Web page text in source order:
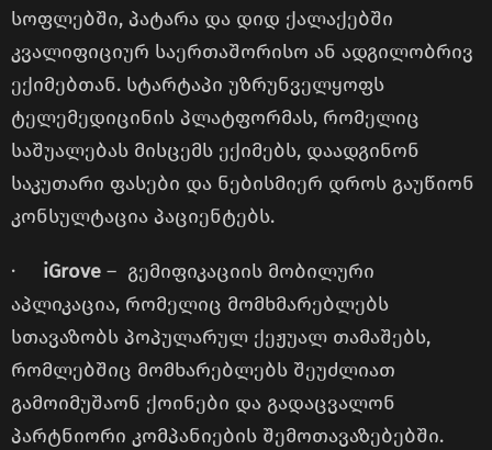
სოფლებში, პატარა და დიდ ქალაქებში
კვალიფიციურ საერთაშორისო ან ადგილობრივ
ექიმებთან. სტარტაპი უზრუნველყოფს
ტელემედიცინის პლატფორმას, რომელიც
საშუალებას მისცემს ექიმებს, დაადგინონ
საკუთარი ფასები და ნებისმიერ დროს გაუწიონ
კონსულტაცია პაციენტებს.
· iGrove – გემიფიკაციის მობილური
აპლიკაცია, რომელიც მომხმარებლებს
სთავაზობს პოპულარულ ქეჟუალ თამაშებს,
რომლებშიც მომხარებლებს შეუძლიათ
გამოიმუშაონ ქოინები და გადაცვალონ
პარტნიორი კომპანიების შემოთავაზებებში.